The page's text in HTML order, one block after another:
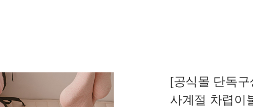
[공식몰 단독
사계절 차렵이